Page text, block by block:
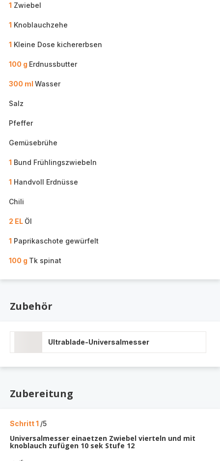
1 Zwiebel
1 Knoblauchzehe
1 Kleine Dose kichererbsen
100 g Erdnussbutter
300 ml Wasser
Salz
Pfeffer
Gemüsebrühe
1 Bund Frühlingszwiebeln
1 Handvoll Erdnüsse
Chili
2 EL Öl
1 Paprikaschote gewürfelt
100 g Tk spinat
Zubehör
Ultrablade-Universalmesser
Zubereitung
Schritt 1 /5
Universalmesser einaetzen Zwiebel vierteln und mit
knoblauch zufügen 10 sek Stufe 12